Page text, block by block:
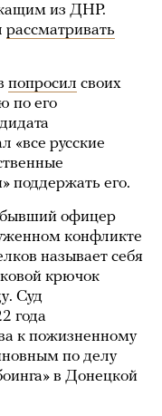
из ДНР.
рассматривать
попросил своих
по его
«все русские
поддержать его.
офицер
конфликте
называет себя
крючок
Суд
года
к пожизненному
по делу
в Донецкой